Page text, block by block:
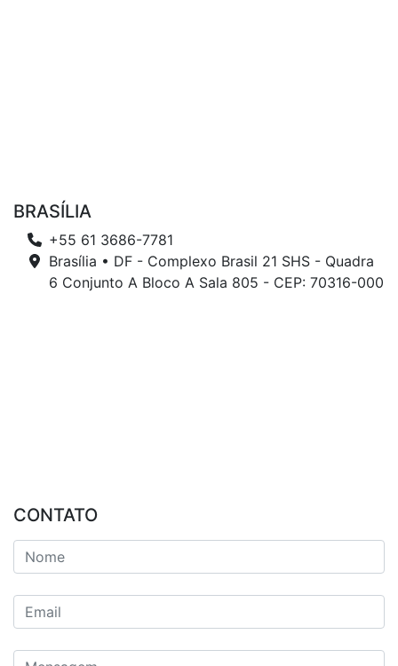
BRASÍLIA
+55 61 3686-7781
Brasília • DF - Complexo Brasil 21 SHS - Quadra
6 Conjunto A Bloco A Sala 805 - CEP: 70316-000
CONTATO